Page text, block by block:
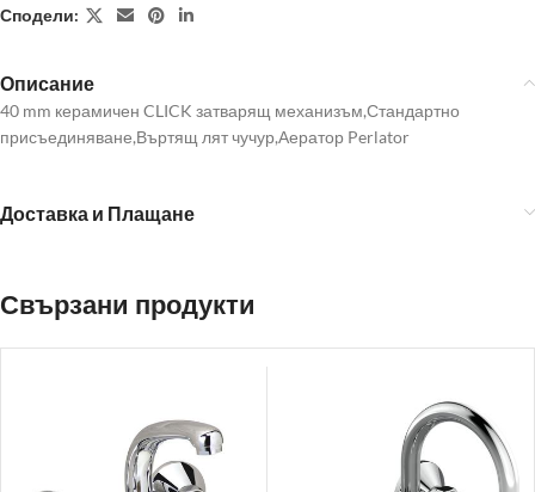
Сподели:
Описание
40 mm керамичен CLICK затварящ механизъм,Стандартно
присъединяване,Въртящ лят чучур,Аератор Perlator
Доставка и Плащане
Свързани продукти